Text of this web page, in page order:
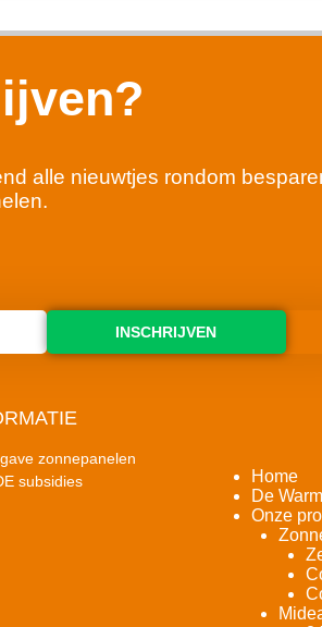
alle nieuwtjes rondom
INSCHRIJVEN
zonnepanelen
subsidies
Home
De
Onze